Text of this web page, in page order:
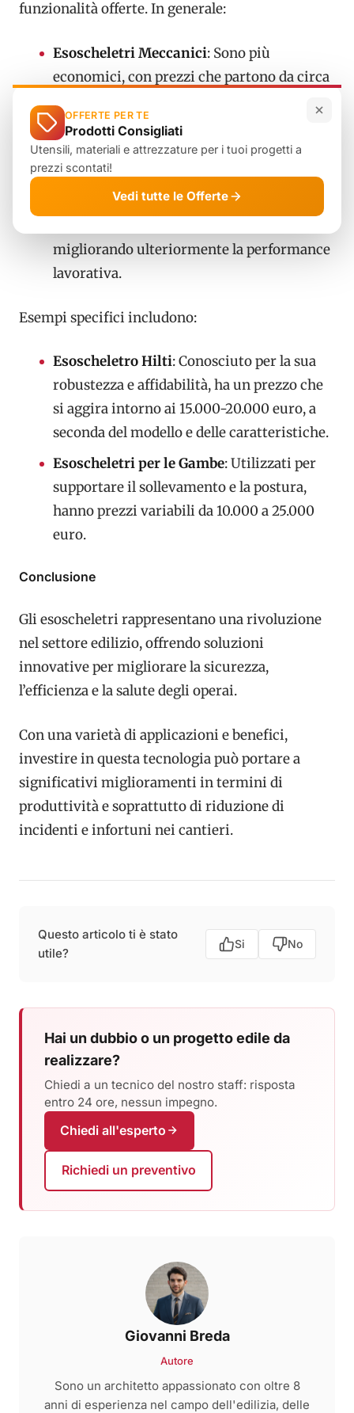
funzionalità offerte. In generale:
Esoscheletri Meccanici: Sono più
economici, con prezzi che partono da circa
motori.
Esoscheletri Motorizzati: Questi
dispositivi sono più avanzati e costosi, con
prezzi che possono superare i 20.000 euro.
migliorando ulteriormente la performance
lavorativa.
Esempi specifici includono:
Esoscheletro Hilti: Conosciuto per la sua
robustezza e affidabilità, ha un prezzo che
si aggira intorno ai 15.000-20.000 euro, a
seconda del modello e delle caratteristiche.
Esoscheletri per le Gambe: Utilizzati per
supportare il sollevamento e la postura,
hanno prezzi variabili da 10.000 a 25.000
euro.
Conclusione
Gli esoscheletri rappresentano una rivoluzione
nel settore edilizio, offrendo soluzioni
innovative per migliorare la sicurezza,
l’efficienza e la salute degli operai.
Con una varietà di applicazioni e benefici,
investire in questa tecnologia può portare a
significativi miglioramenti in termini di
produttività e soprattutto di riduzione di
incidenti e infortuni nei cantieri.
Questo articolo ti è stato
utile?
Si No
Hai un dubbio o un progetto edile da
realizzare?
Chiedi a un tecnico del nostro staff: risposta
entro 24 ore, nessun impegno.
Chiedi all'esperto
Richiedi un preventivo
Giovanni Breda
Autore
Sono un architetto appassionato con oltre 8
anni di esperienza nel campo dell'edilizia, delle
OFFERTE PER TE
Prodotti Consigliati
Utensili, materiali e attrezzature per i tuoi progetti a
prezzi scontati!
Vedi tutte le Offerte